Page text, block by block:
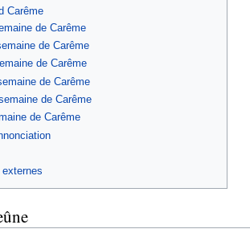
Carême
de Carême
de Carême
de Carême
de Carême
de Carême
de Carême